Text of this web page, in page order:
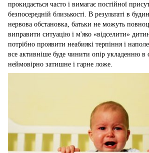
прокидається часто і вимагає постійної
безпосередній близькості. В результаті в
нервова обстановка, батьки не можуть
виправити ситуацію і м'яко «відселити»
потрібно проявити неабиякі терпіння і
все активніше буде чинити опір укладенню в
неймовірно затишне і гарне ложе.